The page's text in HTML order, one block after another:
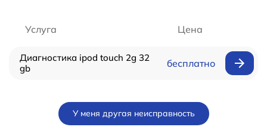
Услуга Цена
Диагностика ipod touch 2g 32
gb
бесплатно
У меня другая неисправность